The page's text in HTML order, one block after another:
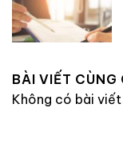
BÀI VIẾT CÙNG
Không có bài viết